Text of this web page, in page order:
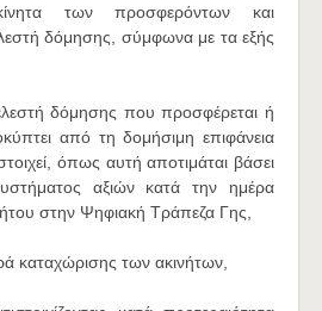
των προσφερόντων και
δόμησης, σύμφωνα με τα εξής
δόμησης που προσφέρεται ή
από τη δομήσιμη επιφάνεια
όπως αυτή αποτιμάται βάσει
αξιών κατά την ημέρα
στην Ψηφιακή Τράπεζα Γης,
καταχώρισης των ακινήτων,